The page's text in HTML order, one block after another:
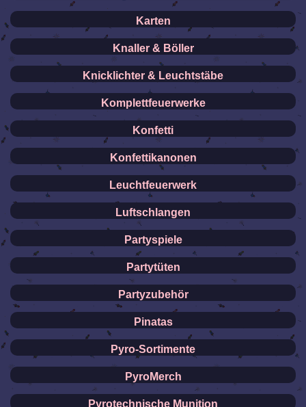
Karten
Knaller & Böller
Knicklichter & Leuchtstäbe
Komplettfeuerwerke
Konfetti
Konfettikanonen
Leuchtfeuerwerk
Luftschlangen
Partyspiele
Partytüten
Partyzubehör
Pinatas
Pyro-Sortimente
PyroMerch
Pyrotechnische Munition